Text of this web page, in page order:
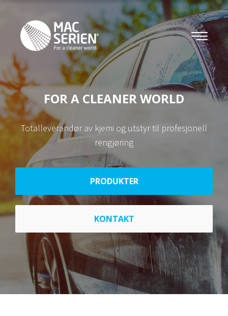
FOR A CLEANER WORLD
Totalleverandør av kjemi og utstyr til profesjonell
rengjøring
PRODUKTER
KONTAKT